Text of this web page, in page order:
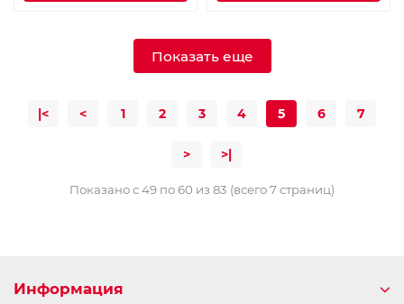
Показать еще
|< < 1 2 3 4 5 6 7
> >|
Показано с 49 по 60 из 83 (всего 7 страниц)
Информация